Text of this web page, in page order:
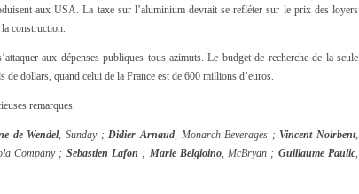
aux USA. La taxe sur l’aluminium devrait se refléter sur le prix des loyers
construction.
aux dépenses publiques tous azimuts. Le budget de recherche de la seule
dollars, quand celui de la France est de 600 millions d’euros.
remarques.
de Wendel, Sunday ;Didier Arnaud, Monarch Beverages ;Vincent Noirbent,
Company ; Sebastien Lafon ; Marie Belgioino, McBryan ; Guillaume Paulic,